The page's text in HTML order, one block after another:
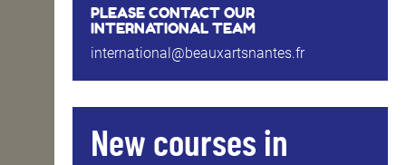
PLEASE CONTACT OUR
INTERNATIONAL TEAM
international@beauxartsnantes.fr
New courses in